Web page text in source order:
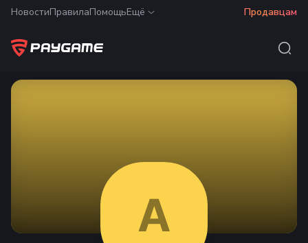
НовостиПравилаПомощьЕщё Продавцам
A